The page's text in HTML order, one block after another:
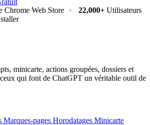
Chrome Web Store · 22,000+Utilisateurs
minicarte, actions groupées, dossiers et
qui font de ChatGPT un véritable outil de
Marques-pages Horodatages Minicarte